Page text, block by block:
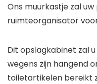
Ons muurkastje zal
ruimteorganisator
Dit opslagkabinet zal
wegens zijn hangend
toiletartikelen bereikt